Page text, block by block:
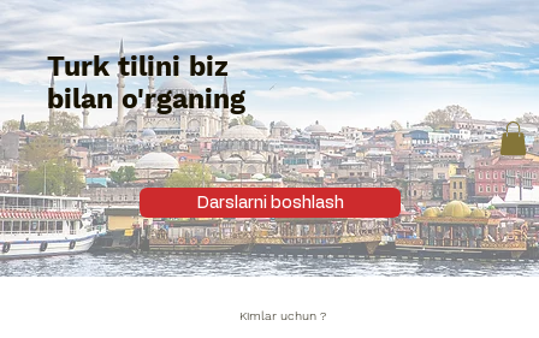
Turk tilini biz
bilan o'rganing
Darslarni boshlash
Kimlar uchun ?